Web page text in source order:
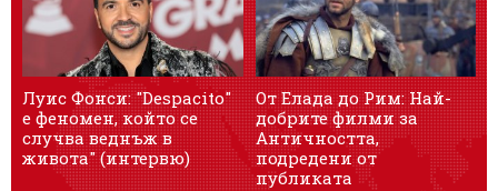
Луис Фонси: "Despacito"
е феномен, който се
случва веднъж в
живота" (интервю)
От Елада до Рим: Най-
добрите филми за
Античността,
подредени от
публиката